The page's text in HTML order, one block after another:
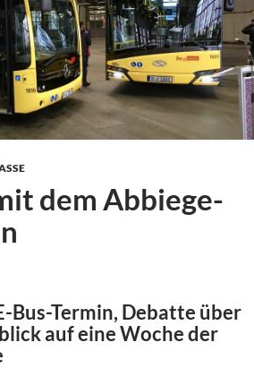
dem Abbiege-
Bus-Termin, Debatte über
auf eine Woche der